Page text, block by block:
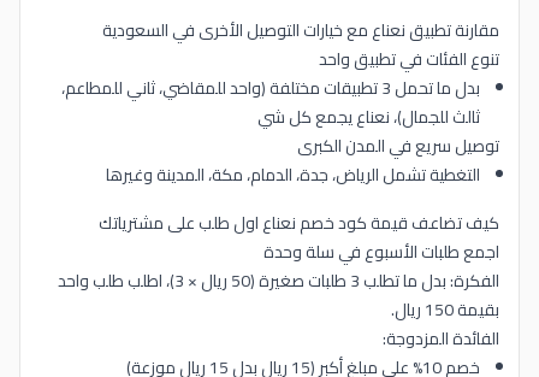
مقارنة تطبيق نعناع مع خيارات التوصيل الأخرى في السعودية
تنوع الفئات في تطبيق واحد
بدل ما تحمل 3 تطبيقات مختلفة (واحد للمقاضي، ثاني للمطاعم،
ثالث للجمال)، نعناع يجمع كل شي
توصيل سريع في المدن الكبرى
التغطية تشمل الرياض، جدة، الدمام، مكة، المدينة وغيرها
كيف تضاعف قيمة كود خصم نعناع اول طلب على مشترياتك
اجمع طلبات الأسبوع في سلة وحدة
الفكرة: بدل ما تطلب 3 طلبات صغيرة (50 ريال × 3)، اطلب طلب واحد
بقيمة 150 ريال.
الفائدة المزدوجة:
خصم 10% على مبلغ أكبر (15 ريال بدل 15 ريال موزعة)